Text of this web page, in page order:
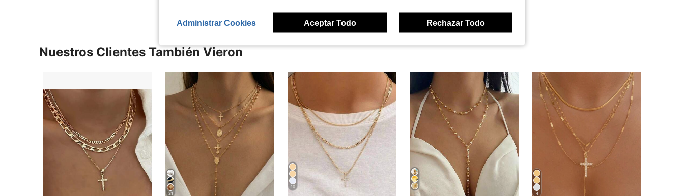
Nuestros Clientes También Vieron
21
10
4
Administrar Cookies Aceptar Todo Rechazar Todo